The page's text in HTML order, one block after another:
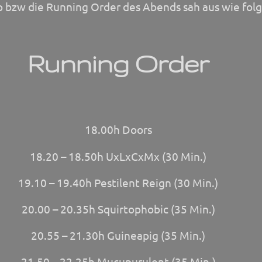
bzw die Running Order des Abends sah aus wie
Running Order
18.00h Doors
18.20 – 18.50h UxLxCxMx (30 Min.)
19.10 – 19.40h Pestilent Reign (30 Min.)
20.00 – 20.35h Squirtophobic (35 Min.)
20.55 – 21.30h Guineapig (35 Min.)